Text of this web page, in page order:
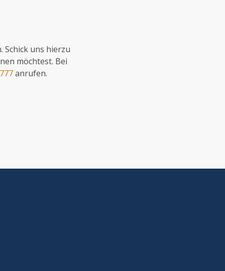
uns hierzu
möchtest. Bei
anrufen.